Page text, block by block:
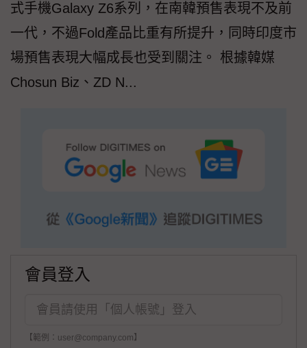
式手機Galaxy Z6系列，在南韓預售表現不及前
一代，不過Fold產品比重有所提升，同時印度市
場預售表現大幅成長也受到關注。 根據韓媒
Chosun Biz、ZD N...
會員登入
【範例：user@company.com】